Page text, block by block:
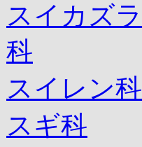
スイカズラ
科
スイレン科
スギ科